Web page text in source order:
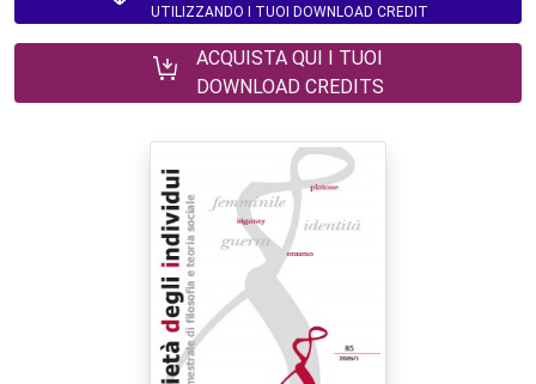
UTILIZZANDO I TUOI DOWNLOAD CREDIT
ACQUISTA QUI I TUOI
DOWNLOAD CREDITS